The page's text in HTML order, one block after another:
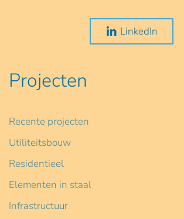
LinkedIn
Projecten
Recente projecten
Utiliteitsbouw
Residentieel
Elementen in staal
Infrastructuur